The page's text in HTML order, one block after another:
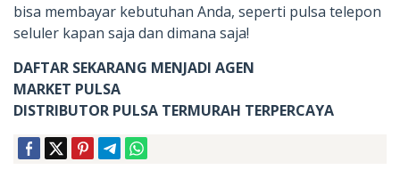
bisa membayar kebutuhan Anda, seperti pulsa telepon
seluler kapan saja dan dimana saja!
DAFTAR SEKARANG MENJADI AGEN
MARKET PULSA
DISTRIBUTOR PULSA TERMURAH TERPERCAYA